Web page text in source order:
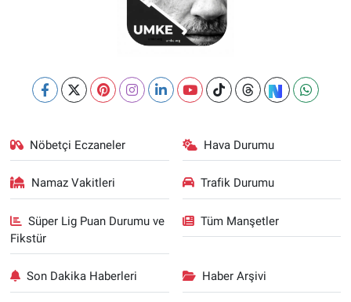
Nöbetçi Eczaneler Hava Durumu
Namaz Vakitleri Trafik Durumu
Süper Lig Puan Durumu ve
Fikstür
Tüm Manşetler
Son Dakika Haberleri Haber Arşivi